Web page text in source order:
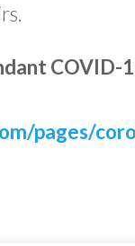
COVID-
pages/